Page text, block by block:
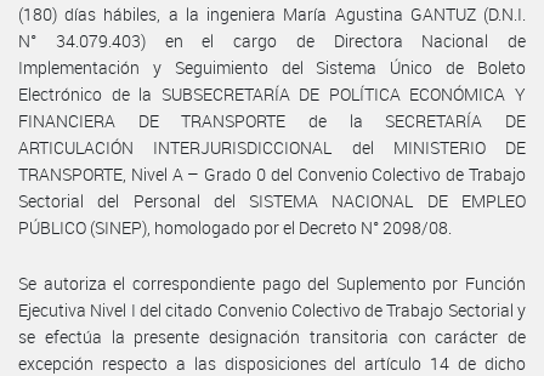
(180) días hábiles, a la ingeniera María Agustina GANTUZ (D.N.I.
N° 34.079.403) en el cargo de Directora Nacional de
Implementación y Seguimiento del Sistema Único de Boleto
Electrónico de la SUBSECRETARÍA DE POLÍTICA ECONÓMICA Y
FINANCIERA DE TRANSPORTE de la SECRETARÍA DE
ARTICULACIÓN INTERJURISDICCIONAL del MINISTERIO DE
TRANSPORTE, Nivel A – Grado 0 del Convenio Colectivo de Trabajo
Sectorial del Personal del SISTEMA NACIONAL DE EMPLEO
PÚBLICO (SINEP), homologado por el Decreto N° 2098/08.
Se autoriza el correspondiente pago del Suplemento por Función
Ejecutiva Nivel I del citado Convenio Colectivo de Trabajo Sectorial y
se efectúa la presente designación transitoria con carácter de
excepción respecto a las disposiciones del artículo 14 de dicho